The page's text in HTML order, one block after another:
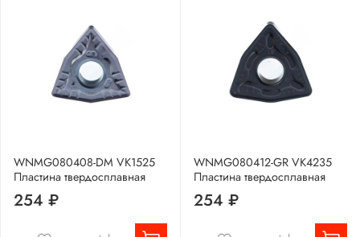
WNMG080408-DM VK1525
Пластина твердосплавная
254 ₽
WNMG080412-GR VK4235
Пластина твердосплавная
254 ₽